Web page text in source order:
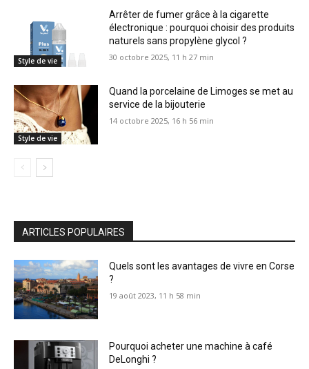
Style de vie
Arrêter de fumer grâce à la cigarette
électronique : pourquoi choisir des produits
naturels sans propylène glycol ?
30 octobre 2025, 11 h 27 min
Style de vie
Quand la porcelaine de Limoges se met au
service de la bijouterie
14 octobre 2025, 16 h 56 min
ARTICLES POPULAIRES
Quels sont les avantages de vivre en Corse
?
19 août 2023, 11 h 58 min
Pourquoi acheter une machine à café
DeLonghi ?